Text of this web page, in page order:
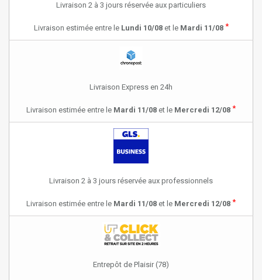
Livraison 2 à 3 jours réservée aux particuliers
Livraison estimée entre le Lundi 10/08et le Mardi 11/08 *
Livraison Express en 24h
Livraison estimée entre le Mardi 11/08 et le Mercredi 12/08 *
Livraison 2 à 3 jours réservée aux professionnels
Livraison estimée entre le Mardi 11/08 et le Mercredi 12/08 *
Entrepôt de Plaisir (78)